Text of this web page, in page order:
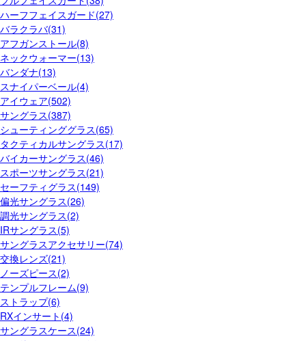
ハーフフェイスガード(27)
バラクラバ(31)
アフガンストール(8)
ネックウォーマー(13)
バンダナ(13)
スナイパーベール(4)
アイウェア(502)
サングラス(387)
シューティンググラス(65)
タクティカルサングラス(17)
バイカーサングラス(46)
スポーツサングラス(21)
セーフティグラス(149)
偏光サングラス(26)
調光サングラス(2)
IRサングラス(5)
サングラスアクセサリー(74)
交換レンズ(21)
ノーズピース(2)
テンプルフレーム(9)
ストラップ(6)
RXインサート(4)
サングラスケース(24)